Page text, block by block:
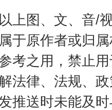
上图、文、音/
于原作者或归
考之用，禁止
法律、法规、
推送时未能及
标问题”